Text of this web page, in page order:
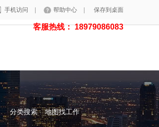
手机访问 帮助中心 保存到桌面
客服热线： 18979086083
分类搜索 地图找工作